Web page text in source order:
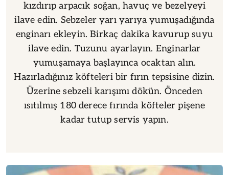
kızdırıp arpacık soğan, havuç ve bezelyeyi
ilave edin. Sebzeler yarı yarıya yumuşadığında
enginarı ekleyin. Birkaç dakika kavurup suyu
ilave edin. Tuzunu ayarlayın. Enginarlar
yumuşamaya başlayınca ocaktan alın.
Hazırladığınız köfteleri bir fırın tepsisine dizin.
Üzerine sebzeli karışımı dökün. Önceden
ısıtılmış 180 derece fırında köfteler pişene
kadar tutup servis yapın.